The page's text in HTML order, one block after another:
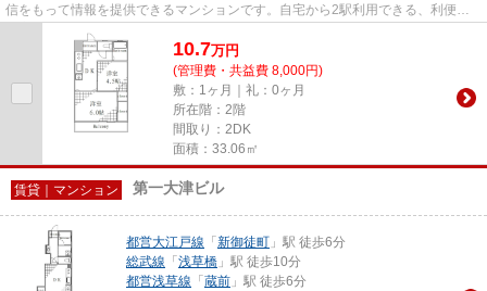
信をもって情報を提供できるマンションです。自宅から2駅利用できる、利便性
10.7万円
(管理費・共益費 8,000円)
敷：1ヶ月｜礼：0ヶ月
所在階：2階
間取り：2DK
面積：33.06㎡
賃貸｜マンション 第一大津ビル
都営大江戸線 「 新御徒町 」駅 徒歩6分
総武線 「 浅草橋 」駅 徒歩10分
都営浅草線 「 蔵前 」駅 徒歩6分